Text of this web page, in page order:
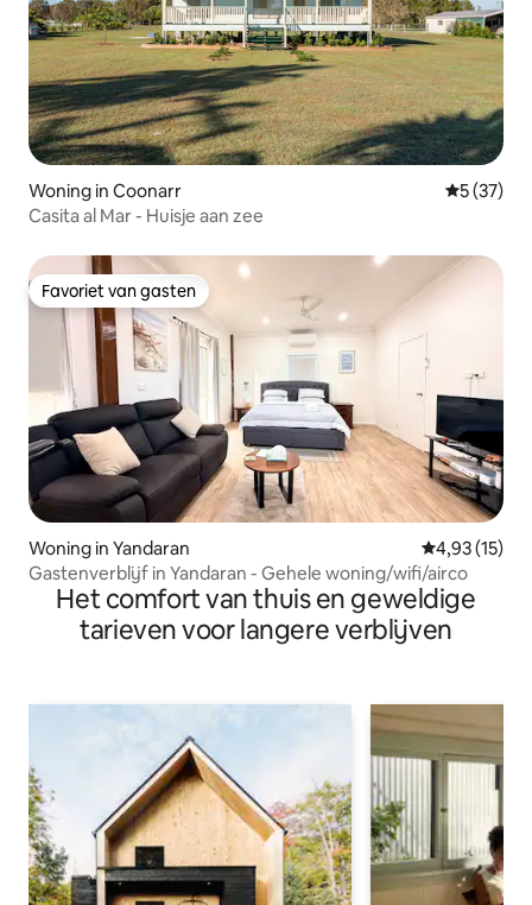
Woning in Coonarr
5 (37)
Casita al Mar - Huisje aan zee
Favoriet van gasten
Favoriet van gasten
Woning in Yandaran Gemiddelde
4,93 (15)
Gastenverblijf in Yandaran - Gehele woning/wifi/airco
Het comfort van thuis en geweldige
tarieven voor langere verblijven